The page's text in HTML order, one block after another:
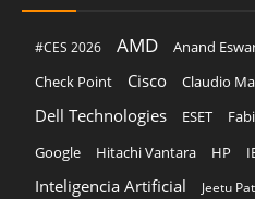
#CES 2026 AMD Anand
Check Point
Cisco Claudio
Dell Technologies ESET
Google Hitachi Vantara HP
Inteligencia Artificial Jeetu